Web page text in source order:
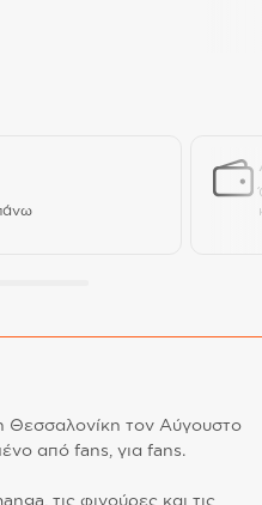
Θεσσαλονίκη τον Αύγουστο
από fans, για fans.
τις φιγούρες και τις